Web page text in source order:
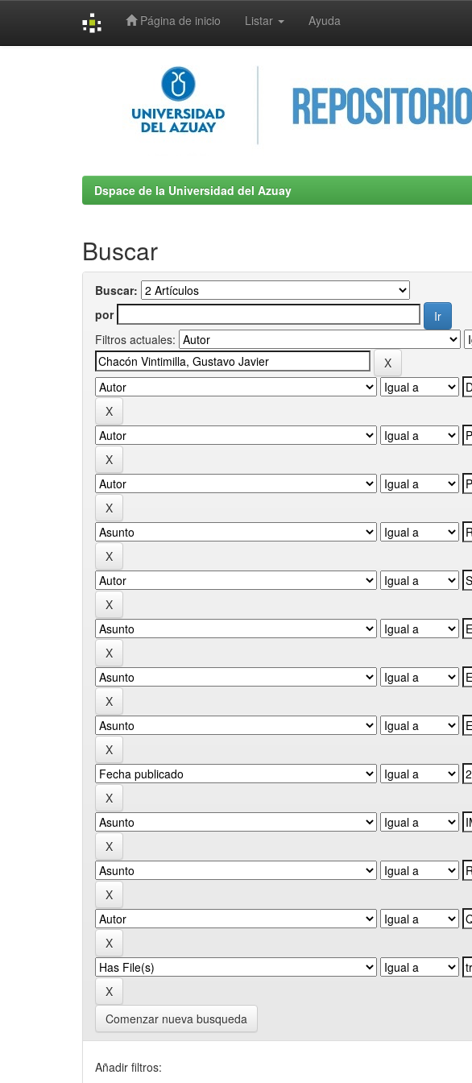
Página de inicio Listar Ayuda
Dspace de la Universidad del Azuay
Buscar
Buscar:
por
Filtros actuales:
Comenzar nueva busqueda
Añadir filtros: